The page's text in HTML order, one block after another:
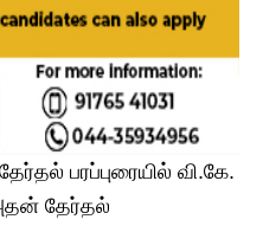
பரப்புரையில் வி.கே.
தேர்தல்